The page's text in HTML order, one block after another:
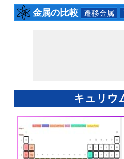
金属の比較 遷移金属
キュリウ